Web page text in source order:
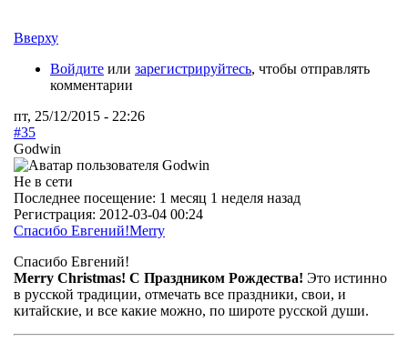
Вверху
Войдите или зарегистрируйтесь, чтобы отправлять
комментарии
пт, 25/12/2015 - 22:26
#35
Godwin
Не в сети
Последнее посещение: 1 месяц 1 неделя назад
Регистрация: 2012-03-04 00:24
Спасибо Евгений!Merry
Спасибо Евгений!
Merry Christmas! C Праздником Рождества! Это истинно
в русской традиции, отмечать все праздники, свои, и
китайские, и все какие можно, по широте русской души.